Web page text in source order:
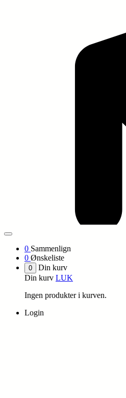
0 Sammenlign
0 Ønskeliste
0
Din kurv
Din kurv LUK
Ingen produkter i kurven.
Login